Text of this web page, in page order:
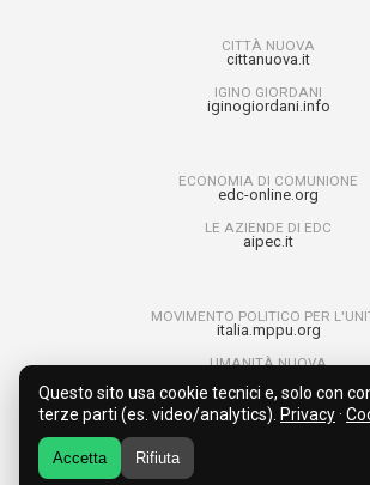
CITTÀ NUOVA
cittanuova.it
IGINO GIORDANI
iginogiordani.info
ECONOMIA DI COMUNIONE
edc-online.org
LE AZIENDE DI EDC
aipec.it
MOVIMENTO POLITICO PER
italia.mppu.org
UMANITÀ NUOVA
RAGAZZI PER L’UNITÀ
run4unity.net
Questo sito usa cookie tecnici e, solo con
terze parti (es. video/analytics). Privacy·
Accetta Rifiuta